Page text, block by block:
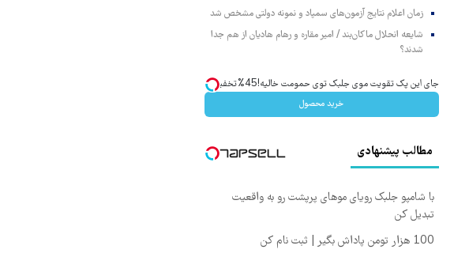
زمان اعلام نتایج آزمون‌های سمپاد و نمونه دولتی مشخص شد
شایعه انحلال ماکان‌بند / امیر مقاره و رهام هادیان از هم جدا
شدند؟
جای این پک تقویت موی جلبک توی حمومت خالیه!45%تخفیف
خرید محصول
مطالب پیشنهادی
با شامپو جلبک رویای موهای پرپشت رو به واقعیت
تبدیل کن
100 هزار تومن پاداش بگیر | ثبت نام کن